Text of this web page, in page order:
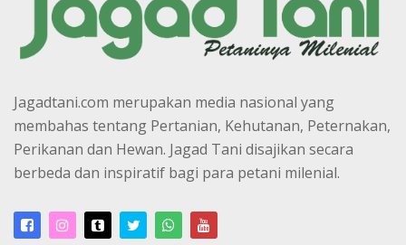
Jagadtani.com merupakan media nasional yang
membahas tentang Pertanian, Kehutanan, Peternakan,
Perikanan dan Hewan. Jagad Tani disajikan secara
berbeda dan inspiratif bagi para petani milenial.